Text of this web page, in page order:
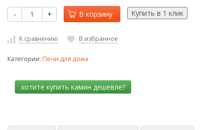
- + В корзину
К сравнению В избранное
Категории: Печи для дома